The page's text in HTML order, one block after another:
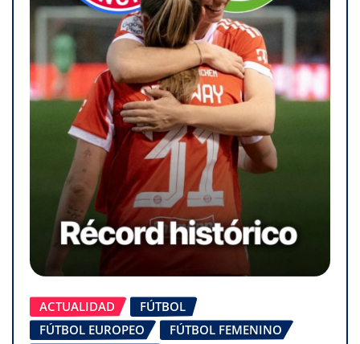
ACTUALIDAD
FÚTBOL
FÚTBOL EUROPEO
FÚTBOL FEMENINO